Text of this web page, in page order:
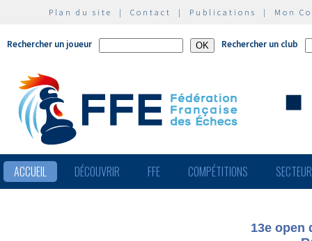
Plan du site | Contact | Publications | Mon
Rechercher un joueur Rechercher un club
ACCUEIL DÉCOUVRIR FFE COMPÉTITIONS
13e open